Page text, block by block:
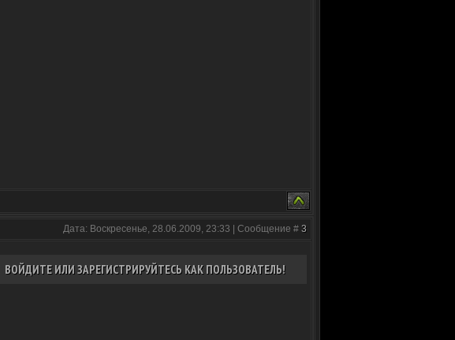
Дата: Воскресенье, 28.06.2009, 23:33 | Сообщение # 3
ВОЙДИТЕ ИЛИ ЗАРЕГИСТРИРУЙТЕСЬ КАК ПОЛЬЗОВАТЕЛЬ!